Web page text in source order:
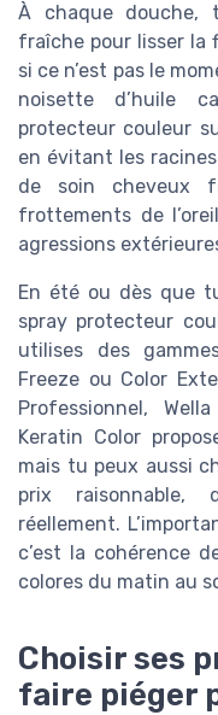
À chaque douche,
fraîche pour lisser la
si ce n’est pas le
noisette d’huile
protecteur couleur
en évitant les
de soin cheveux
frottements de
agressions
En été ou dès que
spray protecteur
utilises des
Freeze ou Color
Professionnel,
Keratin Color
mais tu peux aussi
prix raisonnable,
réellement.
c’est la cohérence
colores du matin au
Choisir ses
faire piéger